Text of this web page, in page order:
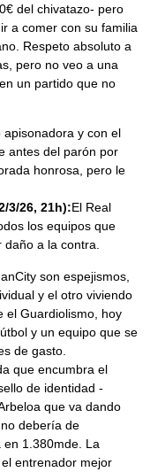
del chivatazo- pero
a comer con su familia
Respeto absoluto a
pero no veo a una
un partido que no
y con el
antes del parón por
honrosa, pero le
3/26, 21h):El Real
los equipos que
a la contra.
son espejismos,
y el otro viviendo
el Guardiolismo, hoy
y un equipo que se
de gasto.
que encumbra el
de identidad -
que va dando
debería de
1.380mde. La
entrenador mejor